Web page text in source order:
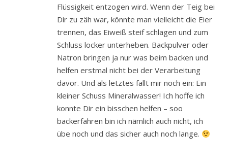
Flüssigkeit entzogen wird. Wenn der Teig bei
Dir zu zäh war, könnte man vielleicht die Eier
trennen, das Eiweiß steif schlagen und zum
Schluss locker unterheben. Backpulver oder
Natron bringen ja nur was beim backen und
helfen erstmal nicht bei der Verarbeitung
davor. Und als letztes fällt mir noch ein: Ein
kleiner Schuss Mineralwasser! Ich hoffe ich
konnte Dir ein bisschen helfen – soo
backerfahren bin ich nämlich auch nicht, ich
übe noch und das sicher auch noch lange.